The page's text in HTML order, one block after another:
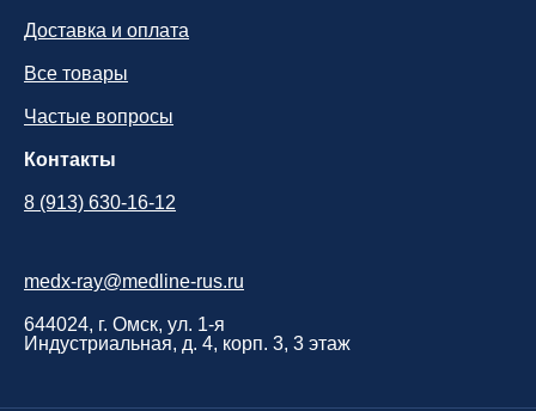
Доставка и оплата
Контакты
8 (913) 630-16-12
medx-ray@medline-rus.ru
644024, г. Омск, ул. 1-я
Индустриальная, д. 4, корп. 3, 3 этаж
Все товары
Частые вопросы